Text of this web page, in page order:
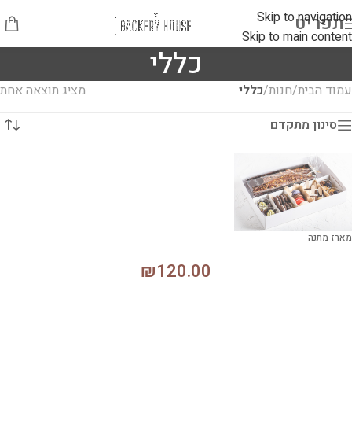
Skip to navigation
Skip to main content
תפריט
כללי
עמוד הבית/חנות/כללי
מציג תוצאה אחת
סינון מתקדם
מארז מתנה
₪120.00